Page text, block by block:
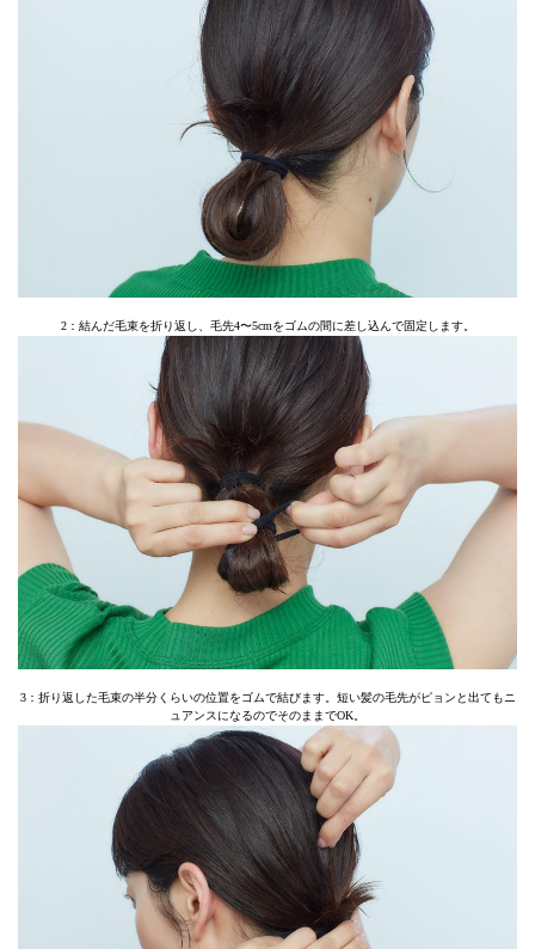
2：結んだ毛束を折り返し、毛先4〜5cmをゴムの間に差し込んで固定します。
3：折り返した毛束の半分くらいの位置をゴムで結びます。短い髪の毛先がピョンと出てもニ
ュアンスになるのでそのままでOK。